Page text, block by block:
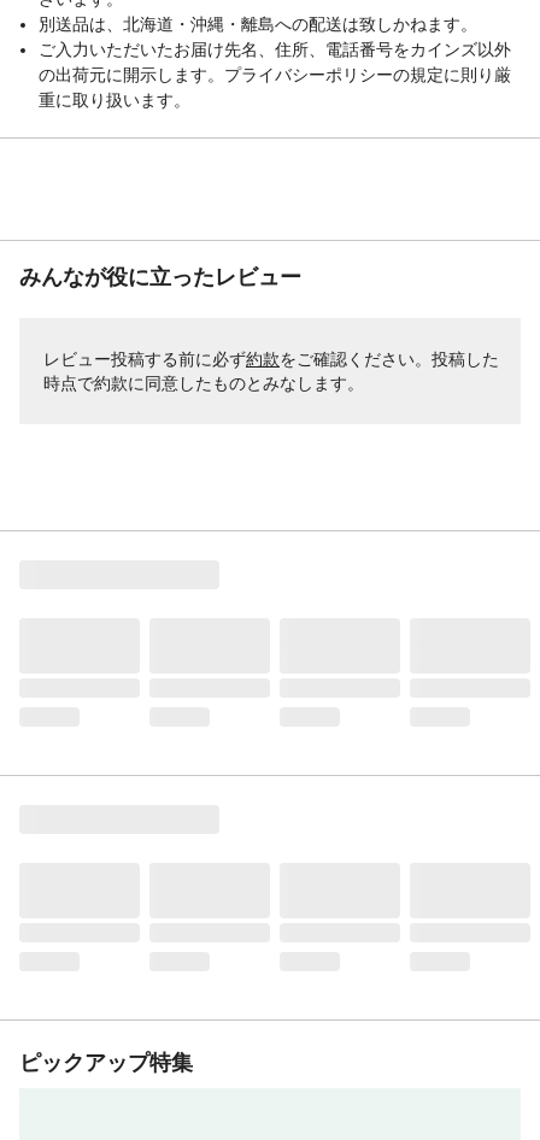
別送品は、北海道・沖縄・離島への配送は致しかねます。
ご入力いただいたお届け先名、住所、電話番号をカインズ以外
の出荷元に開示します。プライバシーポリシーの規定に則り厳
重に取り扱います。
みんなが役に立ったレビュー
レビュー投稿する前に必ず約款をご確認ください。投稿した
時点で約款に同意したものとみなします。
ピックアップ特集